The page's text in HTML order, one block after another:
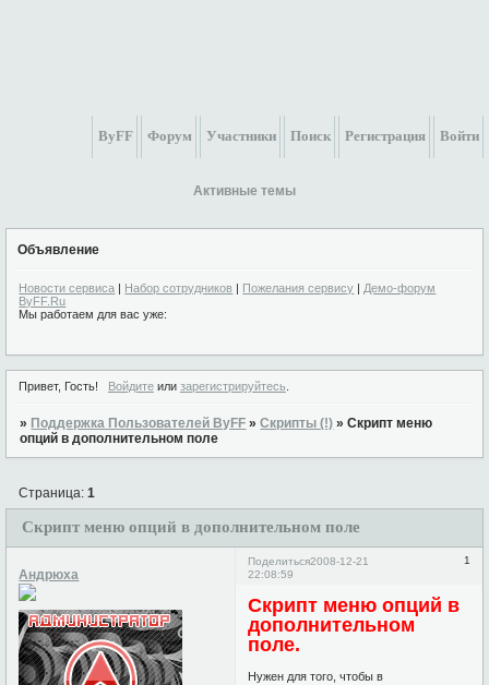
ByFF Форум Участники Поиск Регистрация Войти
Активные темы
Объявление
Новости сервиса | Набор сотрудников | Пожелания сервису | Демо-форум
ByFF.Ru
Мы работаем для вас уже:
Привет, Гость! Войдитеили зарегистрируйтесь
» Поддержка Пользователей ByFF »Скрипты (!) »Скрипт меню
опций в дополнительном поле
Скрипт меню опций в дополнительном поле
Страница:1
Поделиться 1
2008-12-21
22:08:59
Андрюха
Скрипт меню опций в
дополнительном
поле.
Нужен для того, чтобы в